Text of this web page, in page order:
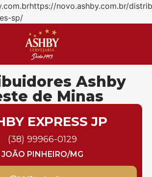
novo.ashby.com.br/
sp/
Ashby
de Minas
EXPRESS JP
(38) 99966-0129
JOÃO PINHEIRO/MG